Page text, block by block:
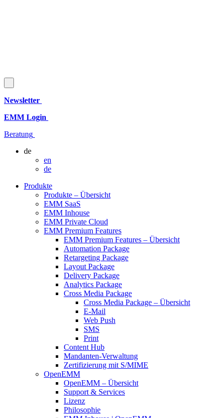
Newsletter
EMM Login
Beratung
de
en
de
Produkte
Produkte – Übersicht
EMM SaaS
EMM Inhouse
EMM Private Cloud
EMM Premium Features
EMM Premium Features – Übersicht
Automation Package
Retargeting Package
Layout Package
Delivery Package
Analytics Package
Cross Media Package
Cross Media Package – Übersicht
E-Mail
Web Push
SMS
Print
Content Hub
Mandanten-Verwaltung
Zertifizierung mit S/MIME
OpenEMM
OpenEMM – Übersicht
Support & Services
Lizenz
Philosophie